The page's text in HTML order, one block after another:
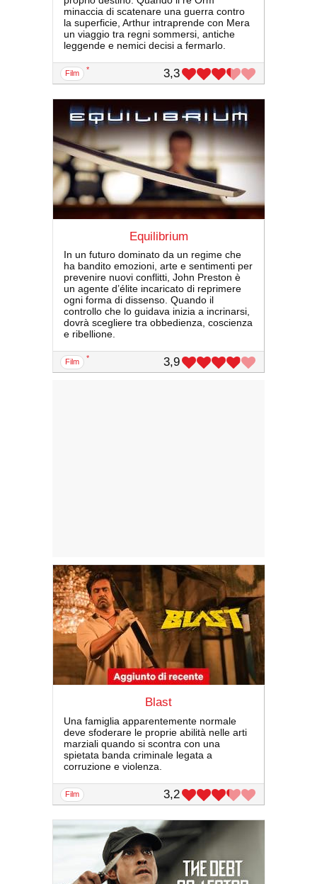
minaccia di scatenare una guerra contro
la superficie, Arthur intraprende con Mera
un viaggio tra regni sommersi, antiche
leggende e nemici decisi a fermarlo.
film * 3,3
Equilibrium
In un futuro dominato da un regime che
ha bandito emozioni, arte e sentimenti per
prevenire nuovi conflitti, John Preston è
un agente d’élite incaricato di reprimere
ogni forma di dissenso. Quando il
controllo che lo guidava inizia a incrinarsi,
dovrà scegliere tra obbedienza, coscienza
e ribellione.
film * 3,9
Blast
Una famiglia apparentemente normale
deve sfoderare le proprie abilità nelle arti
marziali quando si scontra con una
spietata banda criminale legata a
corruzione e violenza.
film 3,2